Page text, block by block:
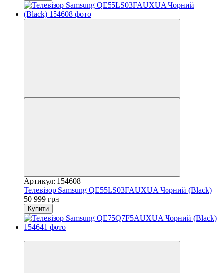
Артикул: 154608
Телевізор Samsung QE55LS03FAUXUA Чорний (Black)
50 999 грн
Купити